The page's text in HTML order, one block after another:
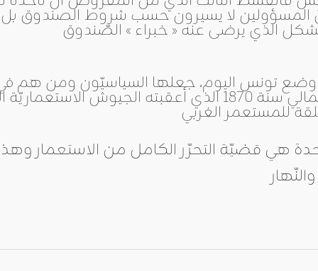
المسؤولين لا يسيرون حسب شروط الصندوق
وضع تونس اليوم، جعلها السياسيّون ومن هم
هي قضيّة التحرّر الكامل من الاستعمار
صدور
العدد 601
من جريدة
ahmed
- juillet 26,
2026
Read More